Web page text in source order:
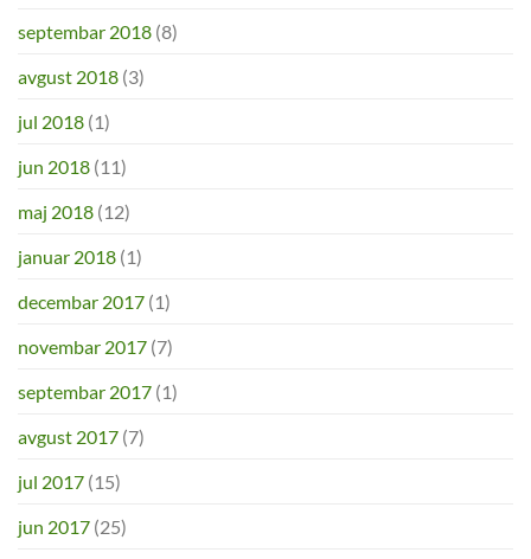
septembar 2018 (8)
avgust 2018 (3)
jul 2018 (1)
jun 2018 (11)
maj 2018 (12)
januar 2018 (1)
decembar 2017 (1)
novembar 2017 (7)
septembar 2017 (1)
avgust 2017 (7)
jul 2017 (15)
jun 2017 (25)